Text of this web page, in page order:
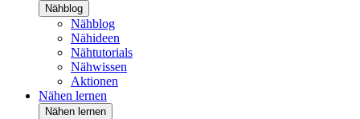
Nähblog
Nähblog
Nähideen
Nähtutorials
Nähwissen
Aktionen
Nähen lernen
Nähen lernen